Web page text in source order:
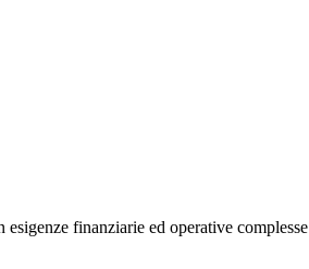
finanziarie ed operative complesse